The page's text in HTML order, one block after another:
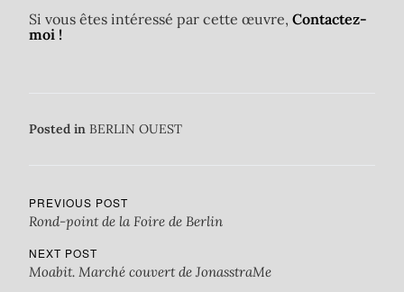
Si vous êtes intéressé par cette œuvre, Contactez-
moi !
Posted in BERLIN OUEST
PREVIOUS POST
Rond-point de la Foire de Berlin
NEXT POST
Moabit. Marché couvert de JonasstraMe